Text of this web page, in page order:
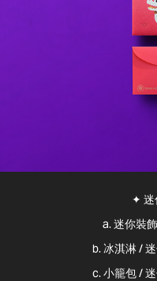
✦ 迷
a. 迷你裝
b. 冰淇淋 /
c. 小籠包 /